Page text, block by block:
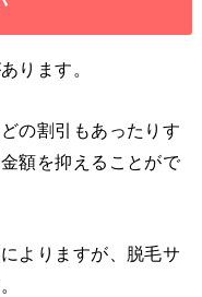
ります。
の割引もあったりす
額を抑えることがで
よりますが、脱毛サ